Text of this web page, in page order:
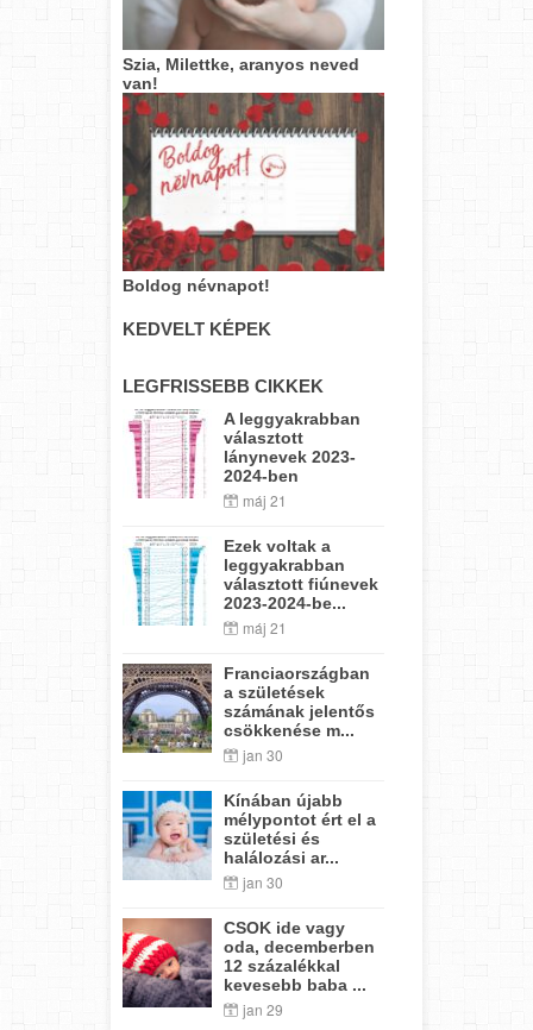
Szia, Milettke, aranyos neved
van!
Boldog névnapot!
KEDVELT KÉPEK
LEGFRISSEBB CIKKEK
A leggyakrabban
választott
lánynevek 2023-
2024-ben
máj 21
Ezek voltak a
leggyakrabban
választott fiúnevek
2023-2024-be...
máj 21
Franciaországban
a születések
számának jelentős
csökkenése m...
jan 30
Kínában újabb
mélypontot ért el a
születési és
halálozási ar...
jan 30
CSOK ide vagy
oda, decemberben
12 százalékkal
kevesebb baba ...
jan 29